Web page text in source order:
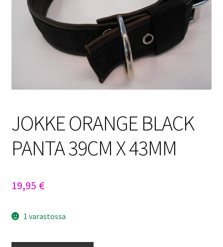
Tietosuojaseloste
Uutisia
JOKKE ORANGE BLACK
PANTA 39CM X 43MM
19,95 €
1 varastossa